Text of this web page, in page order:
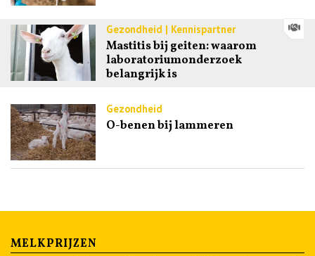
Gezondheid | Kennispartner
Mastitis bij geiten: waarom
laboratoriumonderzoek
belangrijk is
Gezondheid
O-benen bij lammeren
MELKPRIJZEN